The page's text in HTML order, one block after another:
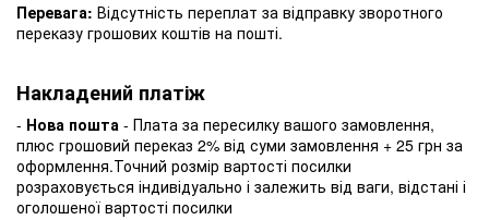
Перевага: Відсутність переплат за відправку зворотного
переказу грошових коштів на пошті.
Накладений платіж
- Нова пошта - Плата за пересилку вашого замовлення,
плюс грошовий переказ 2% від суми замовлення + 25 грн за
оформлення.Точний розмір вартості посилки
розраховується індивідуально і залежить від ваги, відстані і
оголошеної вартості посилки